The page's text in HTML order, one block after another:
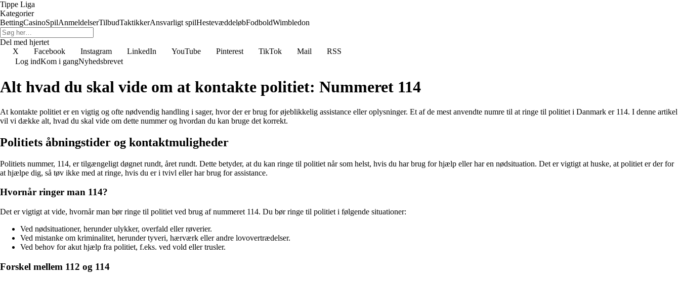
Tippe Liga
Kategorier
BettingCasinoSpilAnmeldelserTilbudTaktikkerAnsvarligt spilHestevæddeløbFodboldWimbledon
Del med hjertet
X
Facebook Instagram LinkedIn YouTube Pinterest TikTok Mail
RSS
Log indKom i gangNyhedsbrevet
Alt hvad du skal vide om at kontakte politiet: Nummeret 114
At kontakte politiet er en vigtig og ofte nødvendig handling i sager, hvor der er brug for øjeblikkelig assistance eller oplysninger. Et af de mest anvendte numre til at ringe til politiet i Danmark er 114. I denne artikel
vil vi dække alt, hvad du skal vide om dette nummer og hvordan du kan bruge det korrekt.
Politiets åbningstider og kontaktmuligheder
Politiets nummer, 114, er tilgængeligt døgnet rundt, året rundt. Dette betyder, at du kan ringe til politiet når som helst, hvis du har brug for hjælp eller har en nødsituation. Det er vigtigt at huske, at politiet er der for
at hjælpe dig, så tøv ikke med at ringe, hvis du er i tvivl eller har brug for assistance.
Hvornår ringer man 114?
Det er vigtigt at vide, hvornår man bør ringe til politiet ved brug af nummeret 114. Du bør ringe til politiet i følgende situationer:
Ved nødsituationer, herunder ulykker, overfald eller røverier.
Ved mistanke om kriminalitet, herunder tyveri, hærværk eller andre lovovertrædelser.
Ved behov for akut hjælp fra politiet, f.eks. ved vold eller trusler.
Forskel mellem 112 og 114